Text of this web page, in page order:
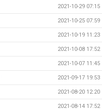
2021-10-29 07:15
2021-10-25 07:59
2021-10-19 11:23
2021-10-08 17:52
2021-10-07 11:45
2021-09-17 19:53
2021-08-20 12:20
2021-08-14 17:52